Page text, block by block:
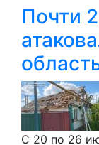
Почти
С 20 по 26